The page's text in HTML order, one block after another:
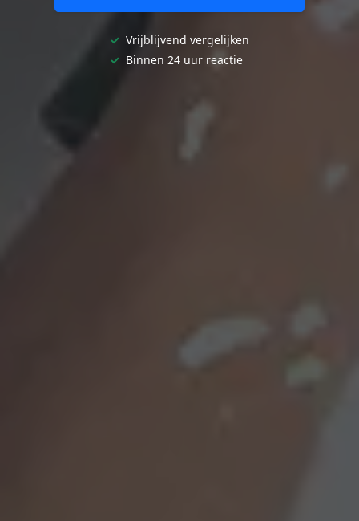
✓ Vrijblijvend vergelijken
✓ Binnen 24 uur reactie